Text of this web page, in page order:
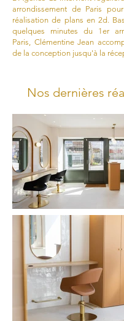
arrondissement de Paris
réalisation de plans en 2d.
quelques minutes du 1er
Paris, Clémentine Jean
de la conception jusqu'à la
Nos dernières